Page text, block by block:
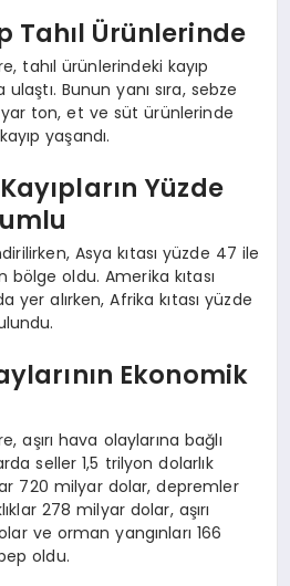
Tahıl Ürünlerinde
tahıl ürünlerindeki kayıp
Bunun yanı sıra, sebze
ton, et ve süt ürünlerinde
yaşandı.
Yüzde
Asya kıtası yüzde 47 ile
bölge oldu. Amerika kıtası
yer alırken, Afrika kıtası yüzde
Ekonomik
aşırı hava olaylarına bağlı
seller 1,5 trilyon dolarlık
720 milyar dolar, depremler
278 milyar dolar, aşırı
ve orman yangınları 166
oldu.